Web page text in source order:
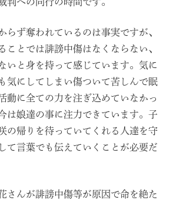
らず奪われているのは事実ですが、
ことでは誹謗中傷はなくならない、
いと身を持って感じています。気に
気にしてしまい傷ついて苦しんで眠
動に全ての力を注ぎ込めていなかっ
は娘達の事に注力できています。子
の帰りを待っていてくれる人達を守
て言葉でも伝えていくことが必要だ
さんが誹謗中傷等が原因で命を絶た